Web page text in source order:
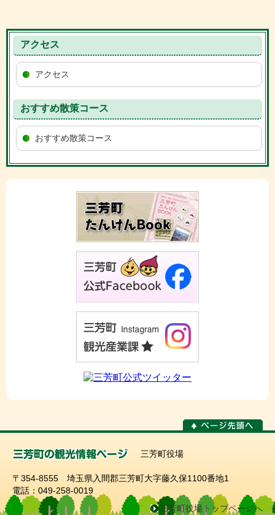
アクセス
アクセス
おすすめ散策コース
おすすめ散策コース
三芳町役場
〒354-8555 埼玉県入間郡三芳町大字藤久保1100番地1
電話：049-258-0019
三芳町役場トップページへ